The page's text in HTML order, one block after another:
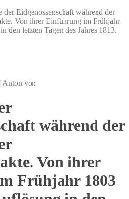
der Eidgenossenschaft während der
Von ihrer Einführung im Frühjahr
den letzten Tagen des Jahres 1813.
Anton von
während der
Von ihrer
Frühjahr 1803